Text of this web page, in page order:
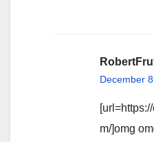
December
m/]omg